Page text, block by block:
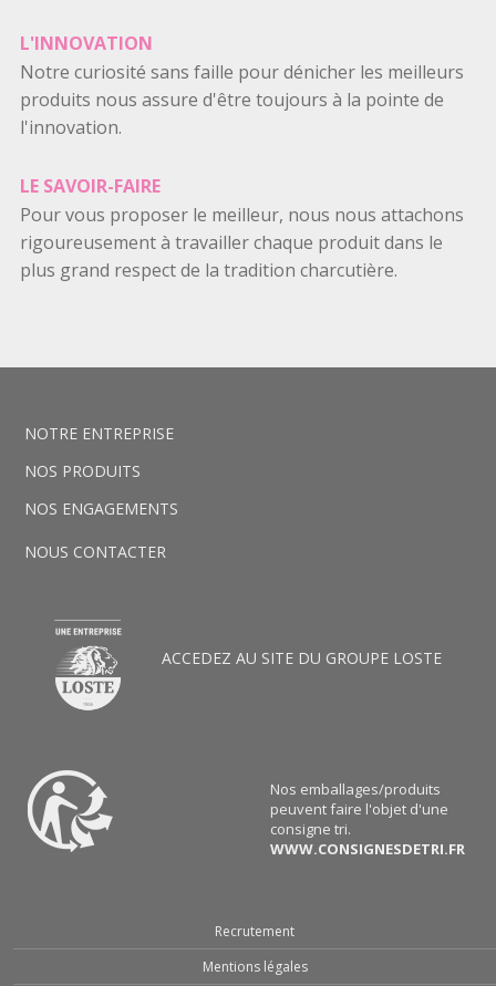
L'INNOVATION
Notre curiosité sans faille pour dénicher les meilleurs
produits nous assure d'être toujours à la pointe de
l'innovation.
LE SAVOIR-FAIRE
Pour vous proposer le meilleur, nous nous attachons
rigoureusement à travailler chaque produit dans le
plus grand respect de la tradition charcutière.
Nos emballages/produits
peuvent faire l'objet d'une
consigne tri.
WWW.CONSIGNESDETRI.FR
NOTRE ENTREPRISE
NOS PRODUITS
NOS ENGAGEMENTS
NOUS CONTACTER
ACCEDEZ AU SITE DU GROUPE LOSTE
Recrutement
Mentions légales